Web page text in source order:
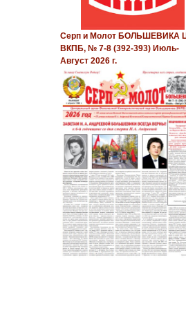
Серп и Молот БОЛЬШЕВИКА
ВКПБ, № 7-8 (392-393) Июль-
Август 2026 г.